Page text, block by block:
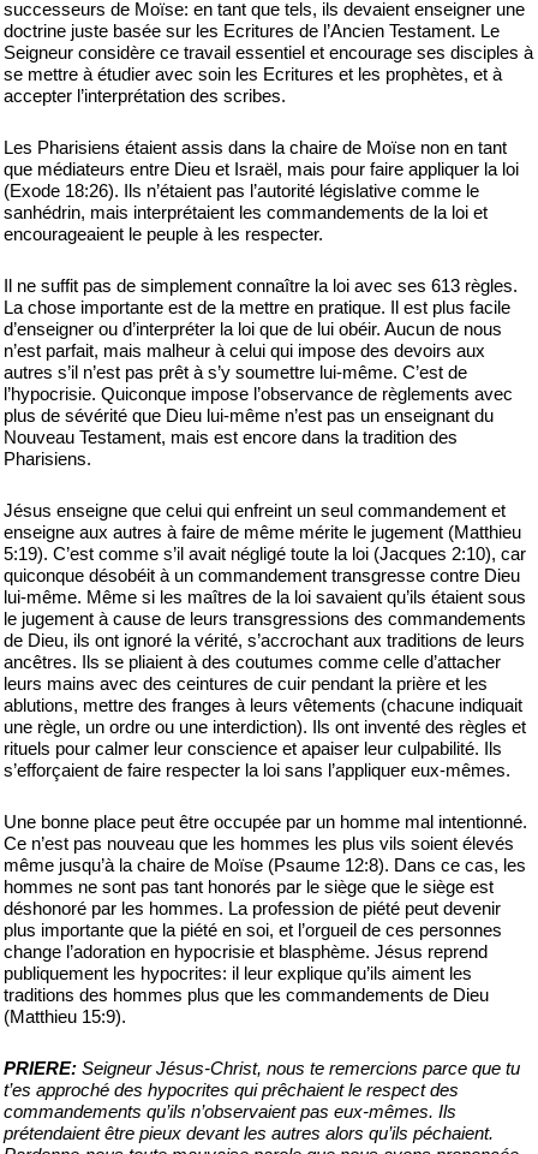
successeurs de Moïse: en tant que tels, ils devaient enseigner une
doctrine juste basée sur les Ecritures de l’Ancien Testament. Le
Seigneur considère ce travail essentiel et encourage ses disciples à
se mettre à étudier avec soin les Ecritures et les prophètes, et à
accepter l’interprétation des scribes.
Les Pharisiens étaient assis dans la chaire de Moïse non en tant
que médiateurs entre Dieu et Israël, mais pour faire appliquer la loi
(Exode 18:26). Ils n’étaient pas l’autorité législative comme le
sanhédrin, mais interprétaient les commandements de la loi et
encourageaient le peuple à les respecter.
Il ne suffit pas de simplement connaître la loi avec ses 613 règles.
La chose importante est de la mettre en pratique. Il est plus facile
d’enseigner ou d’interpréter la loi que de lui obéir. Aucun de nous
n’est parfait, mais malheur à celui qui impose des devoirs aux
autres s’il n’est pas prêt à s’y soumettre lui-même. C’est de
l’hypocrisie. Quiconque impose l’observance de règlements avec
plus de sévérité que Dieu lui-même n’est pas un enseignant du
Nouveau Testament, mais est encore dans la tradition des
Pharisiens.
Jésus enseigne que celui qui enfreint un seul commandement et
enseigne aux autres à faire de même mérite le jugement (Matthieu
5:19). C’est comme s’il avait négligé toute la loi (Jacques 2:10), car
quiconque désobéit à un commandement transgresse contre Dieu
lui-même. Même si les maîtres de la loi savaient qu’ils étaient sous
le jugement à cause de leurs transgressions des commandements
de Dieu, ils ont ignoré la vérité, s’accrochant aux traditions de leurs
ancêtres. Ils se pliaient à des coutumes comme celle d’attacher
leurs mains avec des ceintures de cuir pendant la prière et les
ablutions, mettre des franges à leurs vêtements (chacune indiquait
une règle, un ordre ou une interdiction). Ils ont inventé des règles et
rituels pour calmer leur conscience et apaiser leur culpabilité. Ils
s’efforçaient de faire respecter la loi sans l’appliquer eux-mêmes.
Une bonne place peut être occupée par un homme mal intentionné.
Ce n’est pas nouveau que les hommes les plus vils soient élevés
même jusqu’à la chaire de Moïse (Psaume 12:8). Dans ce cas, les
hommes ne sont pas tant honorés par le siège que le siège est
déshonoré par les hommes. La profession de piété peut devenir
plus importante que la piété en soi, et l’orgueil de ces personnes
change l’adoration en hypocrisie et blasphème. Jésus reprend
publiquement les hypocrites: il leur explique qu’ils aiment les
traditions des hommes plus que les commandements de Dieu
(Matthieu 15:9).
PRIERE: Seigneur Jésus-Christ, nous te remercions parce que tu
t’es approché des hypocrites qui prêchaient le respect des
commandements qu’ils n’observaient pas eux-mêmes. Ils
prétendaient être pieux devant les autres alors qu’ils péchaient.